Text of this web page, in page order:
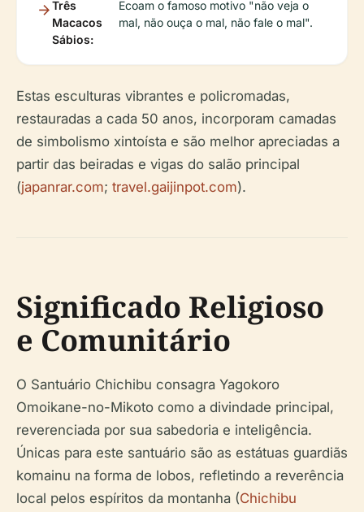
Três
Macacos
Sábios:
Ecoam o famoso motivo "não veja o
mal, não ouça o mal, não fale o mal".
Estas esculturas vibrantes e policromadas,
restauradas a cada 50 anos, incorporam camadas
de simbolismo xintoísta e são melhor apreciadas a
partir das beiradas e vigas do salão principal
(japanrar.com; travel.gaijinpot.com).
Significado Religioso
e Comunitário
O Santuário Chichibu consagra Yagokoro
Omoikane-no-Mikoto como a divindade principal,
reverenciada por sua sabedoria e inteligência.
Únicas para este santuário são as estátuas guardiãs
komainu na forma de lobos, refletindo a reverência
local pelos espíritos da montanha (Chichibu